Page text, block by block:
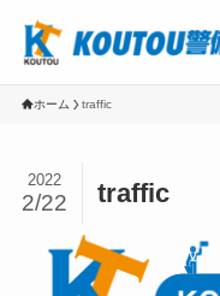
ホーム traffic
traffic
2022
2/22